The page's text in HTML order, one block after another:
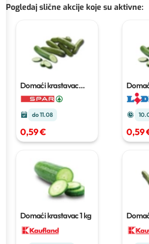
Pogledaj slične akcije koje su aktivne:
Domaći krastavac
salatar1 kom
do 11.08
0,59 €
salatar
0,59
Domaći krastavac1 kg